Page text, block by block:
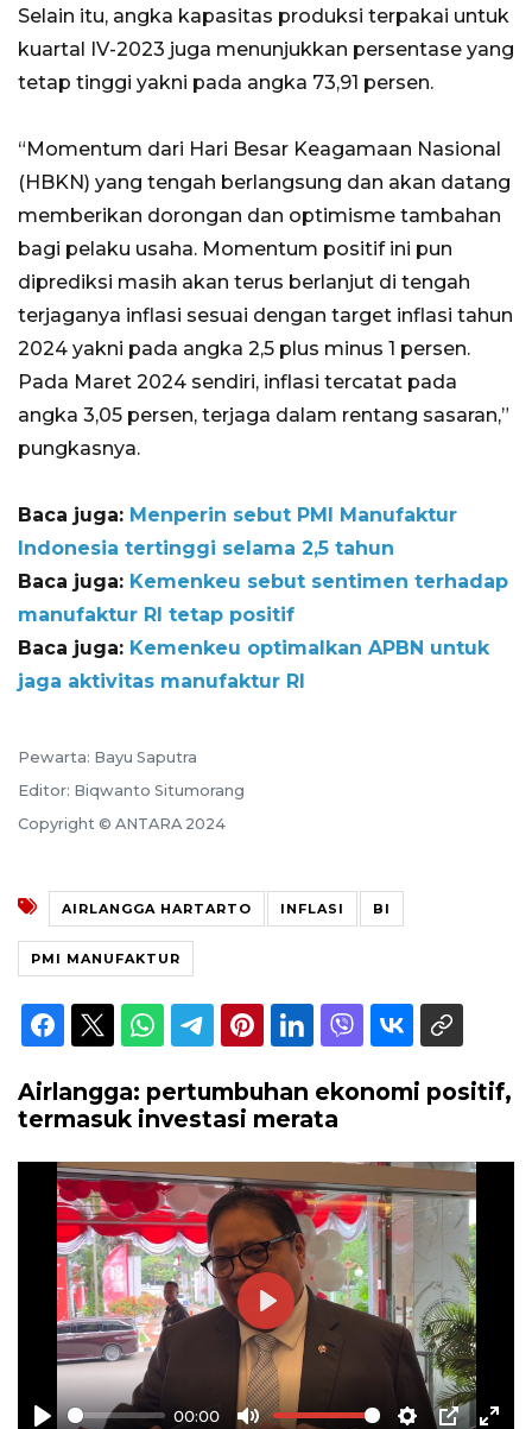
Selain itu, angka kapasitas produksi terpakai untuk
kuartal IV-2023 juga menunjukkan persentase yang
tetap tinggi yakni pada angka 73,91 persen.
“Momentum dari Hari Besar Keagamaan Nasional
(HBKN) yang tengah berlangsung dan akan datang
memberikan dorongan dan optimisme tambahan
bagi pelaku usaha. Momentum positif ini pun
diprediksi masih akan terus berlanjut di tengah
terjaganya inflasi sesuai dengan target inflasi tahun
2024 yakni pada angka 2,5 plus minus 1 persen.
Pada Maret 2024 sendiri, inflasi tercatat pada
angka 3,05 persen, terjaga dalam rentang sasaran,”
pungkasnya.
Baca juga: Menperin sebut PMI Manufaktur
Indonesia tertinggi selama 2,5 tahun
Baca juga: Kemenkeu sebut sentimen terhadap
manufaktur RI tetap positif
Baca juga: Kemenkeu optimalkan APBN untuk
jaga aktivitas manufaktur RI
Pewarta: Bayu Saputra
Editor: Biqwanto Situmorang
Copyright © ANTARA 2024
AIRLANGGA HARTARTO INFLASI BI
PMI MANUFAKTUR
Airlangga: pertumbuhan ekonomi positif,
termasuk investasi merata
00:00
Play